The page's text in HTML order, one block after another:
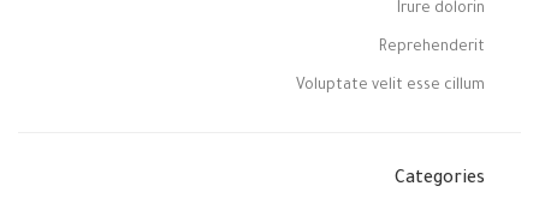
Irure dolorin
Reprehenderit
Voluptate velit esse cillum
Categories